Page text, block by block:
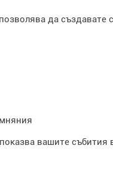
да създавате
вашите събития